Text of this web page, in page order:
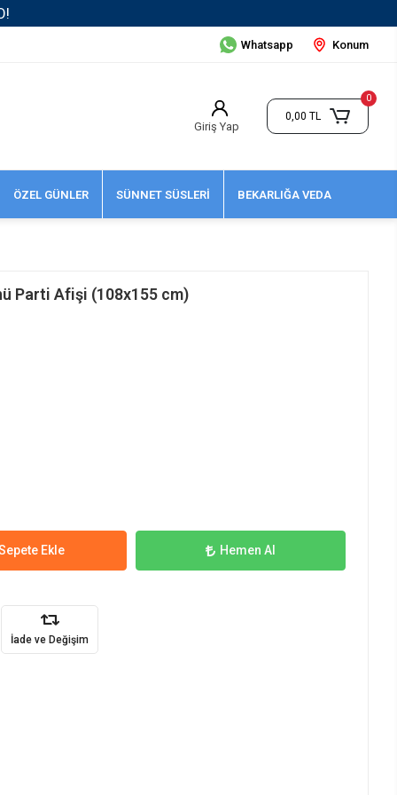
Whatsapp Konum
Giriş Yap
0
0,00 TL
ÖZEL GÜNLER SÜNNET SÜSLERİ BEKARLIĞA VEDA
Parti Afişi (108x155 cm)
Ekle Hemen Al
İade ve Değişim